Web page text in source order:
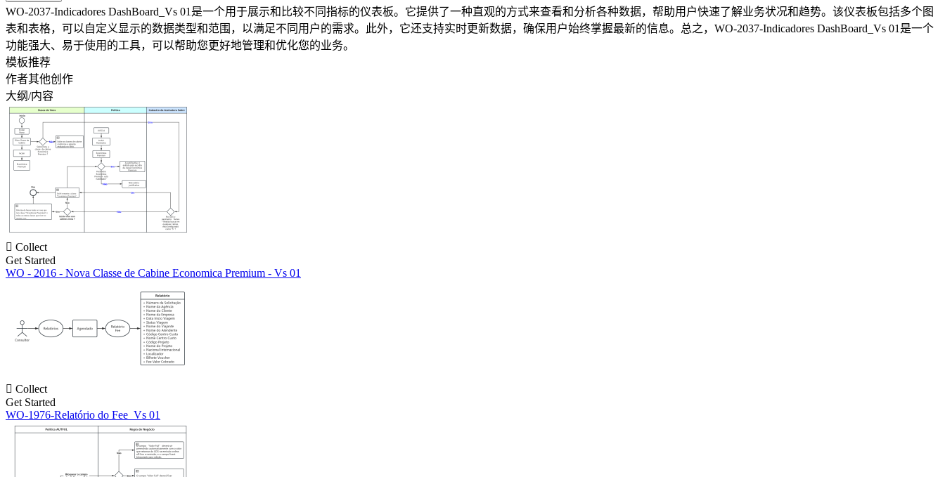
WO-2037-Indicadores DashBoard_Vs 01是一个用于展示和比较不同指标的仪表板。它提供了一种直观的方式来查看和分析各种数据，帮助用户快速了解业务状况和趋势。该仪表板包括多个图
表和表格，可以自定义显示的数据类型和范围，以满足不同用户的需求。此外，它还支持实时更新数据，确保用户始终掌握最新的信息。总之，WO-2037-Indicadores DashBoard_Vs 01是一个
功能强大、易于使用的工具，可以帮助您更好地管理和优化您的业务。
模板推荐
作者其他创作
大纲/内容
 Collect
Get Started
WO - 2016 - Nova Classe de Cabine Economica Premium - Vs 01
 Collect
Get Started
WO-1976-Relatório do Fee_Vs 01